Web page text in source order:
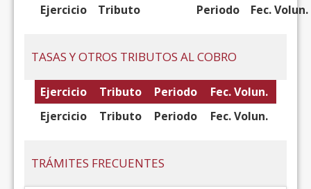
Ejercicio
Tributo Periodo Fec. Volun.
TASAS Y OTROS TRIBUTOS AL COBRO
Ejercicio Tributo Periodo
Fec. Volun.
Ejercicio
Tributo Periodo Fec. Volun.
TRÁMITES FRECUENTES